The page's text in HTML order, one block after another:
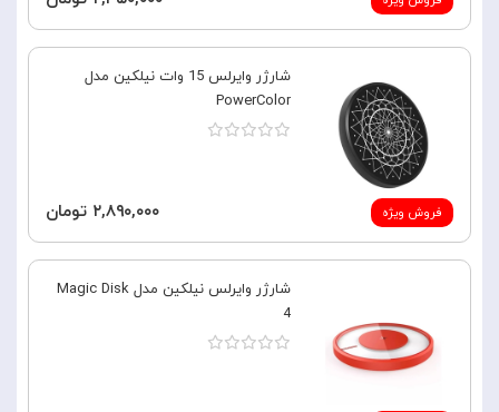
فروش ویژه
شارژر وایرلس 15 وات نیلکین مدل
PowerColor
۲,۸۹۰,۰۰۰ تومان
شارژر وایرلس نیلکین مدل Magic Disk
4